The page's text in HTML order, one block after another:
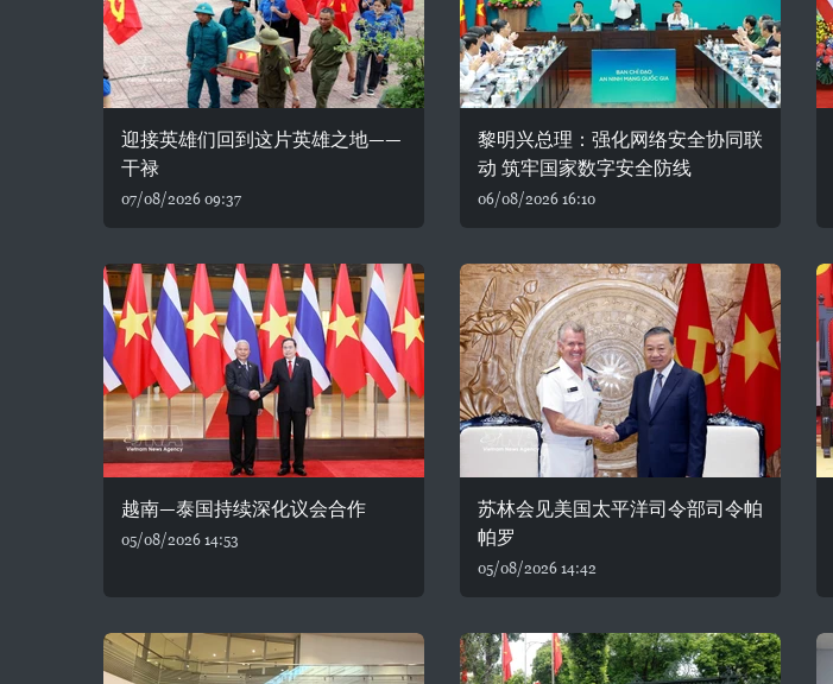
迎接英雄们回到这片英雄之地——
干禄
07/08/2026 09:37
黎明兴总理：强化网络安全协同联
动 筑牢国家数字安全防线
06/08/2026 16:10
越南—泰国持续深化议会合作
05/08/2026 14:53
苏林会见美国太平洋司令部司令帕
帕罗
05/08/2026 14:42